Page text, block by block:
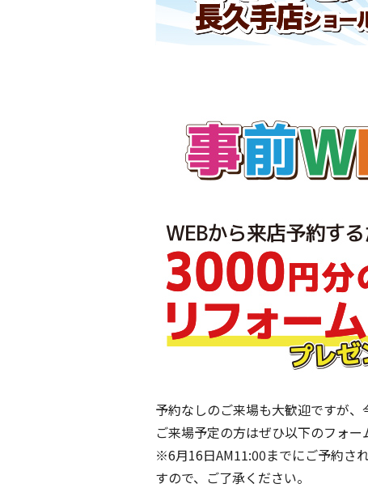
予約なしのご来場も大歓迎ですが
ご来場予定の方はぜひ以下のフォー
※6月16日AM11:00までにご予約さ
すので、ご了承ください。